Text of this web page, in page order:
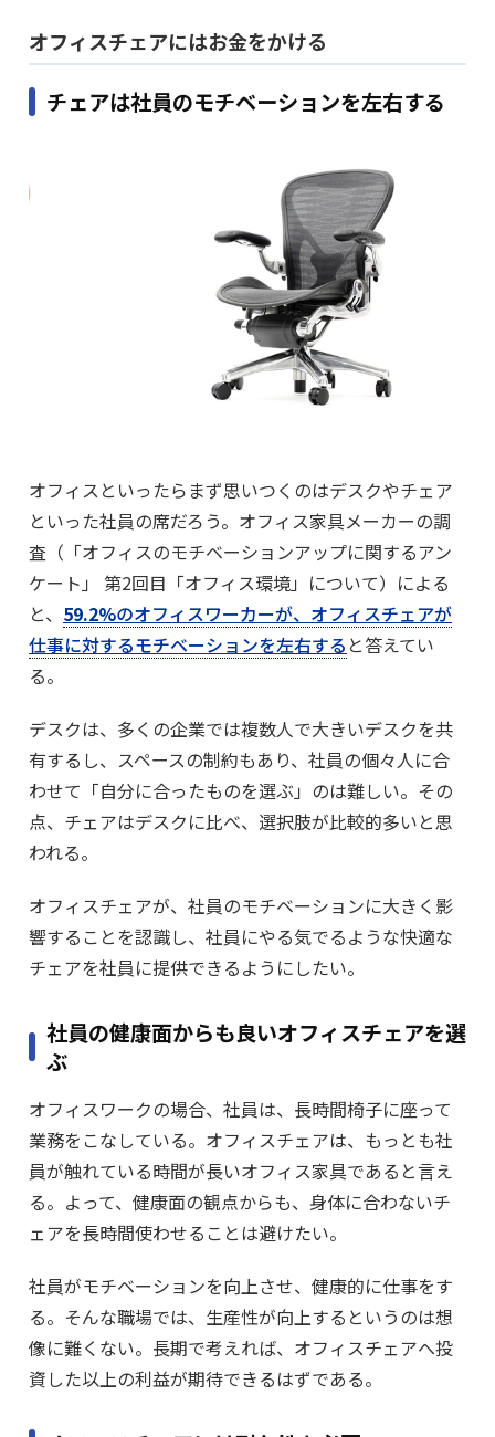
オフィスチェアにはお金をかける
チェアは社員のモチベーションを左右する
オフィスといったらまず思いつくのはデスクやチェア
といった社員の席だろう。オフィス家具メーカーの調
査（「オフィスのモチベーションアップに関するアン
ケート」 第2回目「オフィス環境」について）による
と、 59.2%のオフィスワーカーが、オフィスチェアが
仕事に対するモチベーションを左右する と答えてい
る。
デスクは、多くの企業では複数人で大きいデスクを共
有するし、スペースの制約もあり、社員の個々人に合
わせて「自分に合ったものを選ぶ」のは難しい。その
点、チェアはデスクに比べ、選択肢が比較的多いと思
われる。
オフィスチェアが、社員のモチベーションに大きく影
響することを認識し、社員にやる気でるような快適な
チェアを社員に提供できるようにしたい。
社員の健康面からも良いオフィスチェアを選
ぶ
オフィスワークの場合、社員は、長時間椅子に座って
業務をこなしている。オフィスチェアは、もっとも社
員が触れている時間が長いオフィス家具であると言え
る。よって、健康面の観点からも、身体に合わないチ
ェアを長時間使わせることは避けたい。
社員がモチベーションを向上させ、健康的に仕事をす
る。そんな職場では、生産性が向上するというのは想
像に難くない。長期で考えれば、オフィスチェアへ投
資した以上の利益が期待できるはずである。